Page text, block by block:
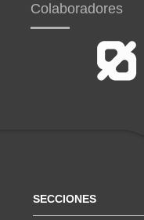
Colaboradores
SECCIONES